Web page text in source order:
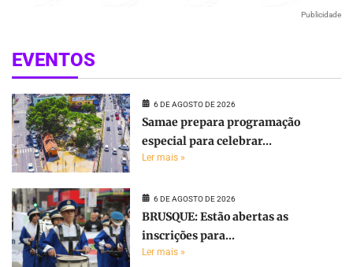
Publicidade
EVENTOS
6 DE AGOSTO DE 2026
Samae prepara programação
especial para celebrar...
Ler mais »
6 DE AGOSTO DE 2026
BRUSQUE: Estão abertas as
inscrições para...
Ler mais »